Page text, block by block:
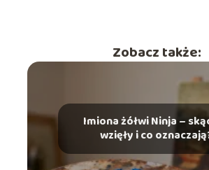
Zobacz także:
Imiona żółwi Ninja –
wzięły i co